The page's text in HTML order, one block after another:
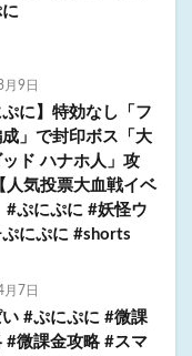
月9日
ぷに】特効なし「フ
」で封印ボス「大
ッド ハナホ人」攻
人気投票大血戦イベ
#ぷにぷに #妖怪ウ
ぷにぷに #shorts
月7日
#ぷにぷに #微課
#微課金攻略 #スマ